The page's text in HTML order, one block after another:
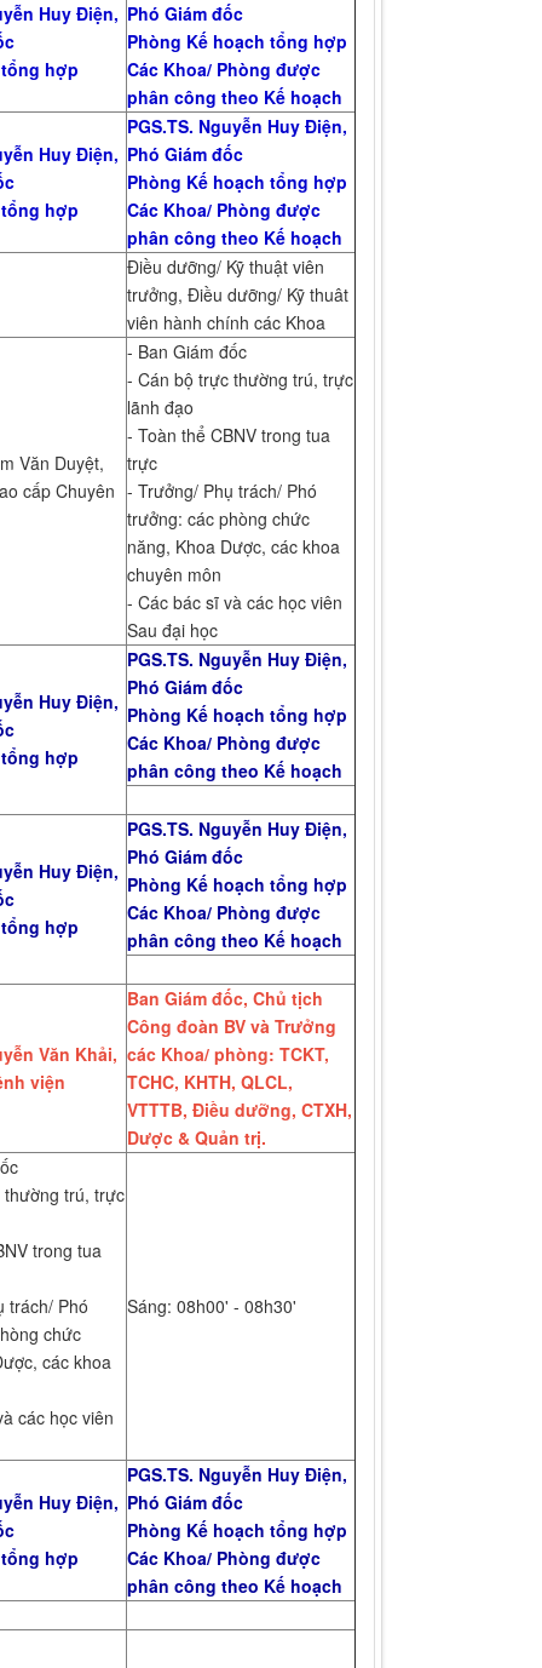
Huy Điện,
hợp
Phó Giám đốc
Phòng Kế hoạch tổng hợp
Các Khoa/ Phòng được
phân công theo Kế hoạch
Huy Điện,
hợp
PGS.TS. Nguyễn Huy Điện,
Phó Giám đốc
Phòng Kế hoạch tổng hợp
Các Khoa/ Phòng được
phân công theo Kế hoạch
Điều dưỡng/ Kỹ thuật viên
trưởng, Điều dưỡng/ Kỹ thuât
viên hành chính các Khoa
Văn Duyệt,
cấp Chuyên
- Ban Giám đốc
- Cán bộ trực thường trú, trực
lãnh đạo
- Toàn thể CBNV trong tua
trực
- Trưởng/ Phụ trách/ Phó
trưởng: các phòng chức
năng, Khoa Dược, các khoa
chuyên môn
- Các bác sĩ và các học viên
Sau đại học
Huy Điện,
hợp
PGS.TS. Nguyễn Huy Điện,
Phó Giám đốc
Phòng Kế hoạch tổng hợp
Các Khoa/ Phòng được
phân công theo Kế hoạch
Huy Điện,
hợp
PGS.TS. Nguyễn Huy Điện,
Phó Giám đốc
Phòng Kế hoạch tổng hợp
Các Khoa/ Phòng được
phân công theo Kế hoạch
Văn Khải,
viện
Ban Giám đốc, Chủ tịch
Công đoàn BV và Trưởng
các Khoa/ phòng: TCKT,
TCHC, KHTH, QLCL,
VTTTB, Điều dưỡng, CTXH,
Dược & Quản trị.
Sáng: 08h00' - 08h30'
trú, trực
trong tua
trách/ Phó
chức
các khoa
các học viên
Huy Điện,
hợp
PGS.TS. Nguyễn Huy Điện,
Phó Giám đốc
Phòng Kế hoạch tổng hợp
Các Khoa/ Phòng được
phân công theo Kế hoạch